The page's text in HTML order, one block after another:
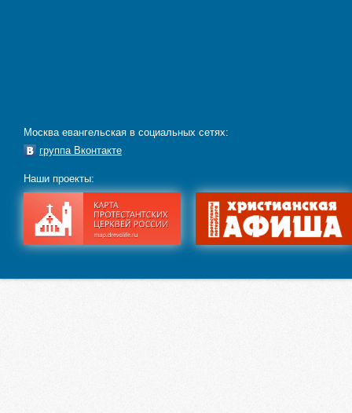
Москва евангельская в социальных сетях:
группа Вконтакте
Наши проекты: